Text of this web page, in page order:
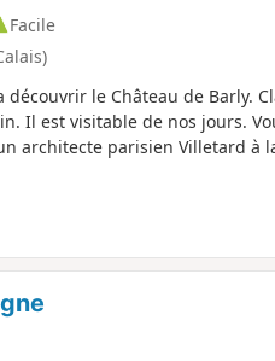
Facile
le Château de Barly.
Il est visitable de nos jours.
architecte parisien Villetard à